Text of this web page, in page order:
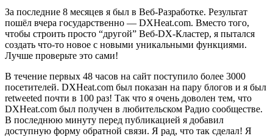
За последние 8 месяцев я был в Веб-Разработке. Результат
пошёл вчера государственно — DXHeat.com. Вместо того,
чтобы строить просто “другой” Веб-DX-Кластер, я пытался
создать что-то новое с новыми уникальными функциями.
Лучше проверьте это сами!
В течение первых 48 часов на сайт поступило более 3000
посетителей. DXHeat.com был показан на пару блогов и я был
retweeted почти в 100 раз! Так что я очень доволен тем, что
DXHeat.com был получен в любительском Радио сообществе.
В последнюю минуту перед публикацией я добавил
доступную форму обратной связи. Я рад, что так сделал! Я